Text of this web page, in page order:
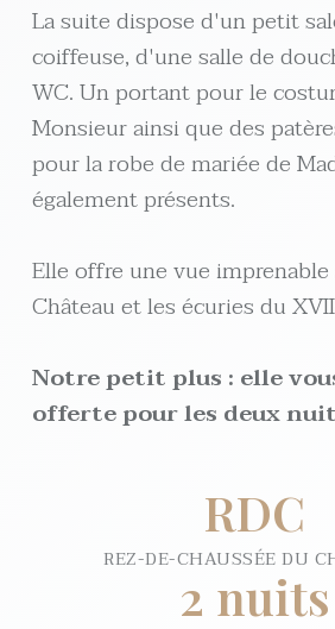
La suite dispose d'un petit
coiffeuse, d'une salle de
WC. Un portant pour le
Monsieur ainsi que des
pour la robe de mariée de
également présents.
Elle offre une vue
Château et les écuries du
Notre petit plus : elle
offerte pour les deux
RDC
REZ-DE-CHAUSSÉE DU
2 nuits